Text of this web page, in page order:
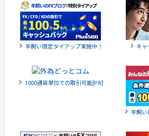
羊飼い限定タイアップ実施中！ キャ
1000通貨単位での取引可能[PR]
羊飼い